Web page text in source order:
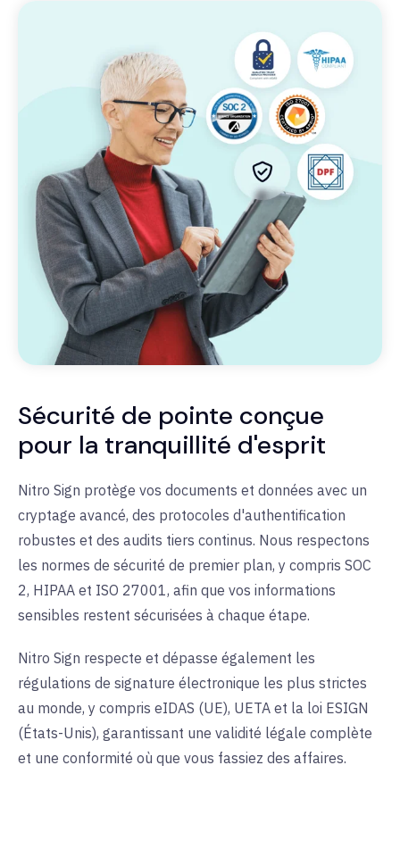
Sécurité de pointe conçue
pour la tranquillité d'esprit
Nitro Sign protège vos documents et données avec un
cryptage avancé, des protocoles d'authentification
robustes et des audits tiers continus. Nous respectons
les normes de sécurité de premier plan, y compris SOC
2, HIPAA et ISO 27001, afin que vos informations
sensibles restent sécurisées à chaque étape.
Nitro Sign respecte et dépasse également les
régulations de signature électronique les plus strictes
au monde, y compris eIDAS (UE), UETA et la loi ESIGN
(États-Unis), garantissant une validité légale complète
et une conformité où que vous fassiez des affaires.